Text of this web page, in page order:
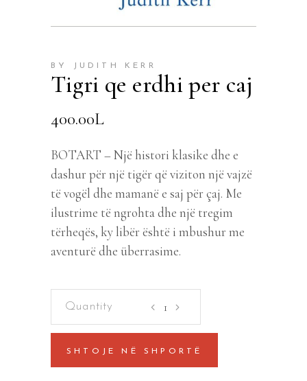
BY JUDITH KERR
Tigri qe erdhi per caj
400.00L
BOTART – Një histori klasike dhe e
dashur për një tigër që viziton një vajzë
të vogël dhe mamanë e saj për çaj. Me
ilustrime të ngrohta dhe një tregim
tërheqës, ky libër është i mbushur me
aventurë dhe überrasime.
erdhi
per
SHTOJE NË SHPORTË